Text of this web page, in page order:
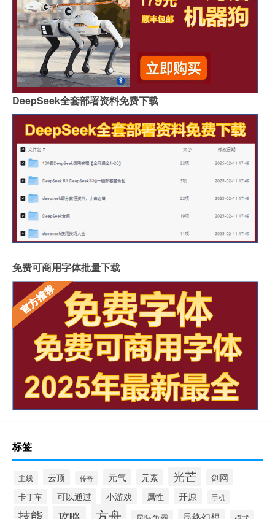
DeepSeek全套部署资料免费下载
免费可商用字体批量下载
标签
主线 云顶 传奇 元气 元素 光芒 剑网
卡丁车 可以通过 小游戏 属性 开原 手机